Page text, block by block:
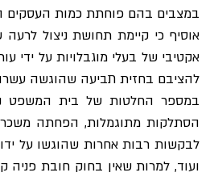
במצבים בהם פוחתת כמות העסקים
להציבם בחזית תביעה שהוגשה
לבקשות רבות אחרות שהוגשו על
ועוד, למרות שאין בחוק חובת פניה